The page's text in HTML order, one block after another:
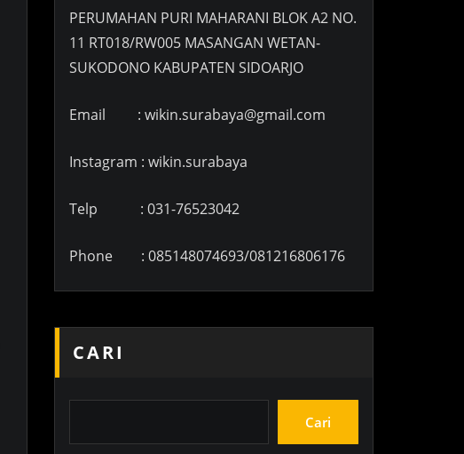
PERUMAHAN PURI MAHARANI BLOK A2 NO.
11 RT018/RW005 MASANGAN WETAN-
SUKODONO KABUPATEN SIDOARJO
Email : wikin.surabaya@gmail.com
Instagram : wikin.surabaya
Telp : 031-76523042
Phone : 085148074693/081216806176
CARI
Cari